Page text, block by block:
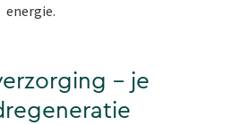
energie.
- je